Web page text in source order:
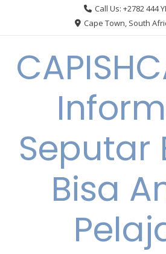
Call Us: +2782 444
Cape Town, South
Seputar
Bisa